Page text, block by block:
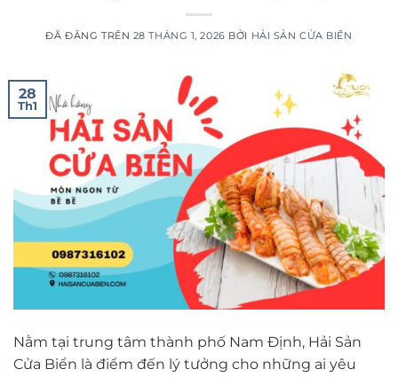
ĐÃ ĐĂNG TRÊN 28 THÁNG 1, 2026 BỞI HẢI SẢN CỬA BIỂN
28
Th1
Nằm tại trung tâm thành phố Nam Định, Hải Sản
Cửa Biển là điểm đến lý tưởng cho những ai yêu